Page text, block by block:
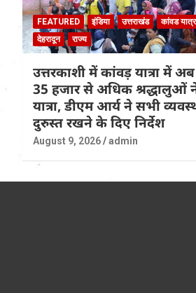
FEATURED इंडिया उत्तराखंड
कांवड
देहरादून
राज्य
उत्तरकाशी में कांवड़ यात्रा में
35 हजार से अधिक श्रद्धालुओं
यात्रा, डीएम आर्य ने सभी
दुरुस्त रखने के दिए निर्देश
August 9, 2026 admin